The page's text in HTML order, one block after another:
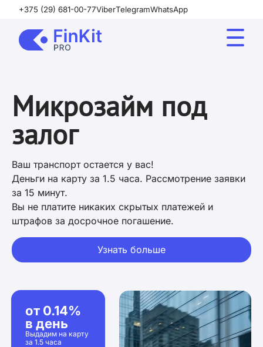
+375 (29) 681-00-77ViberTelegramWhatsApp
Микрозайм под
залог
Ваш транспорт остается у вас!
Деньги на карту за 1.5 часа. Рассмотрение заявки
за 15 минут.
Вы не платите никаких скрытых платежей и
штрафов за досрочное погашение.
Узнать больше
от 0.14%
в день
Выдадим на карту
за 1.5 часа